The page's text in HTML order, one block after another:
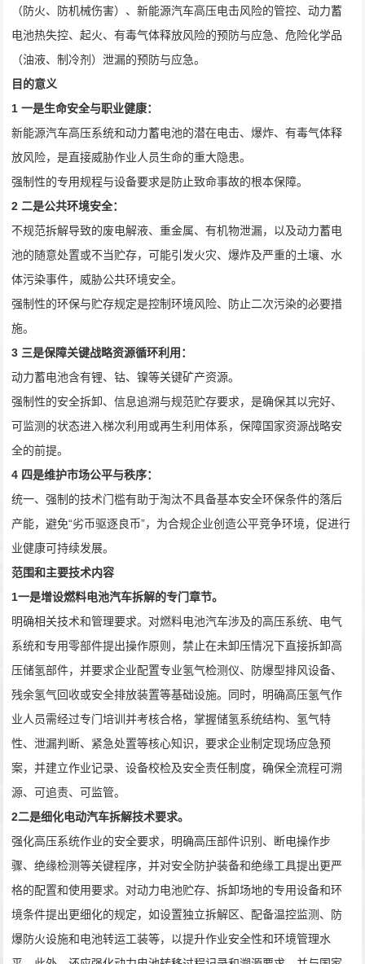
（防火、防机械伤害）、新能源汽车高压电击风险的管控、动力蓄
电池热失控、起火、有毒气体释放风险的预防与应急、危险化学品
（油液、制冷剂）泄漏的预防与应急。
目的意义
1 一是生命安全与职业健康：
新能源汽车高压系统和动力蓄电池的潜在电击、爆炸、有毒气体释
放风险，是直接威胁作业人员生命的重大隐患。
强制性的专用规程与设备要求是防止致命事故的根本保障。
2 二是公共环境安全：
不规范拆解导致的废电解液、重金属、有机物泄漏，以及动力蓄电
池的随意处置或不当贮存，可能引发火灾、爆炸及严重的土壤、水
体污染事件，威胁公共环境安全。
强制性的环保与贮存规定是控制环境风险、防止二次污染的必要措
施。
3 三是保障关键战略资源循环利用：
动力蓄电池含有锂、钴、镍等关键矿产资源。
强制性的安全拆卸、信息追溯与规范贮存要求，是确保其以完好、
可监测的状态进入梯次利用或再生利用体系，保障国家资源战略安
全的前提。
4 四是维护市场公平与秩序：
统一、强制的技术门槛有助于淘汰不具备基本安全环保条件的落后
产能，避免“劣币驱逐良币”，为合规企业创造公平竞争环境，促进行
业健康可持续发展。
范围和主要技术内容
1一是增设燃料电池汽车拆解的专门章节。
明确相关技术和管理要求。对燃料电池汽车涉及的高压系统、电气
系统和专用零部件提出操作原则，禁止在未卸压情况下直接拆卸高
压储氢部件，并要求企业配置专业氢气检测仪、防爆型排风设备、
残余氢气回收或安全排放装置等基础设施。同时，明确高压氢气作
业人员需经过专门培训并考核合格，掌握储氢系统结构、氢气特
性、泄漏判断、紧急处置等核心知识，要求企业制定现场应急预
案，并建立作业记录、设备校检及安全责任制度，确保全流程可溯
源、可追责、可监管。
2二是细化电动汽车拆解技术要求。
强化高压系统作业的安全要求，明确高压部件识别、断电操作步
骤、绝缘检测等关键程序，并对安全防护装备和绝缘工具提出更严
格的配置和使用要求。对动力电池贮存、拆卸场地的专用设备和环
境条件提出更细化的规定，如设置独立拆解区、配备温控监测、防
爆防火设施和电池转运工装等，以提升作业安全性和环境管理水